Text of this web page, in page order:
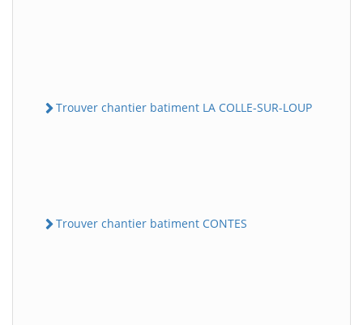
Trouver chantier batiment LA COLLE-SUR-LOUP
Trouver chantier batiment CONTES